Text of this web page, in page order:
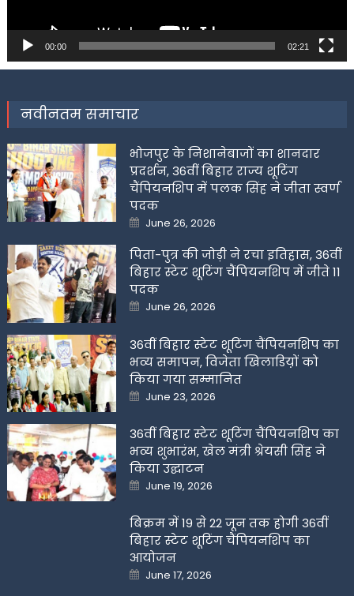
00:00 02:21
नवीनतम समाचार
भोजपुर के निशानेबाजों का शानदार
प्रदर्शन, 36वीं बिहार राज्य शूटिंग
चैंपियनशिप में पलक सिंह ने जीता स्वर्ण
पदक
Posted
on
June 26, 2026
पिता-पुत्र की जोड़ी ने रचा इतिहास, 36वीं
बिहार स्टेट शूटिंग चैंपियनशिप में जीते 11
पदक
Posted
on
June 26, 2026
36वीं बिहार स्टेट शूटिंग चैंपियनशिप का
भव्य समापन, विजेता खिलाडिय़ों को
किया गया सम्मानित
Posted
on
June 23, 2026
36वीं बिहार स्टेट शूटिंग चैंपियनशिप का
भव्य शुभारंभ, खेल मंत्री श्रेयसी सिंह ने
किया उद्घाटन
Posted
on
June 19, 2026
बिक्रम में 19 से 22 जून तक होगी 36वीं
बिहार स्टेट शूटिंग चैंपियनशिप का
आयोजन
Posted
on
June 17, 2026